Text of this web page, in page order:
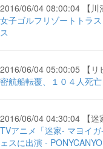
2016/06/04 08:00:04 【川
女子ゴルフリゾートトラ
ス
2016/06/04 05:00:05 【リ
密航船転覆、１０４人死
2016/06/04 04:30:04 【迷
TVアニメ「迷家- マヨイ
ェスに出演 -